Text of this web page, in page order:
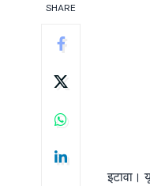
SHARE
इटावा।